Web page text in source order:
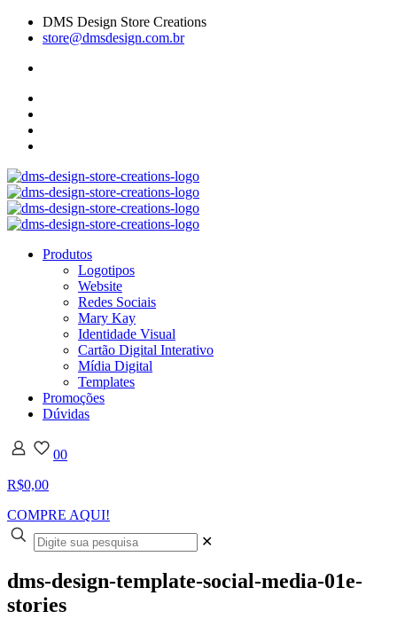
DMS Design Store Creations
store@dmsdesign.com.br
Produtos
Logotipos
Website
Redes Sociais
Mary Kay
Identidade Visual
Cartão Digital Interativo
Mídia Digital
Templates
Promoções
Dúvidas
00
R$0,00
COMPRE AQUI!
✕
dms-design-template-social-media-01e-
stories